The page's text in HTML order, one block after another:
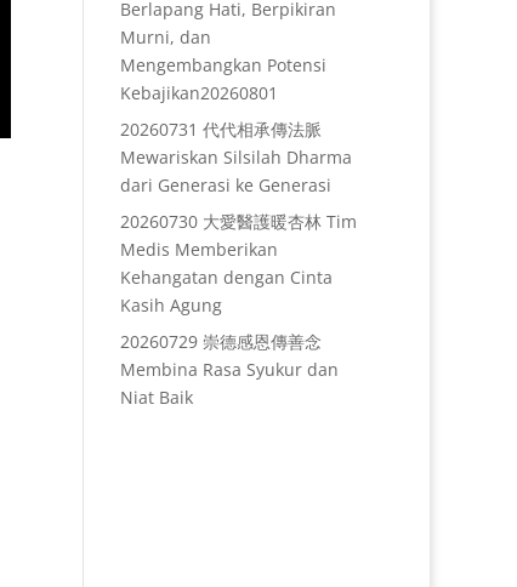
Berlapang Hati, Berpikiran
Murni, dan
Mengembangkan Potensi
Kebajikan20260801
20260731 代代相承傳法脈
Mewariskan Silsilah Dharma
dari Generasi ke Generasi
20260730 大愛醫護暖杏林 Tim
Medis Memberikan
Kehangatan dengan Cinta
Kasih Agung
20260729 崇德感恩傳善念
Membina Rasa Syukur dan
Niat Baik